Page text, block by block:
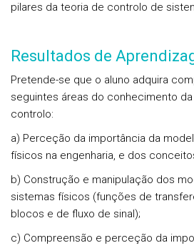
pilares da teoria de controlo de
Resultados de
Pretende-se que o aluno adquira
seguintes áreas do conhecimento
controlo:
a) Perceção da importância da
físicos na engenharia, e dos
b) Construção e manipulação dos
sistemas físicos (funções de
blocos e de fluxo de sinal);
c) Compreensão e perceção da